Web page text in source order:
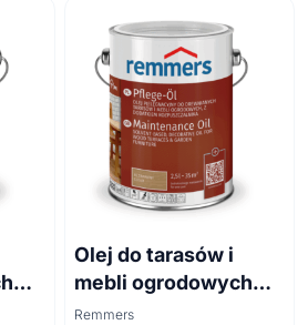
Olej do tarasów i
mebli ogrodowych
Remmers 0,75 l
Remmers